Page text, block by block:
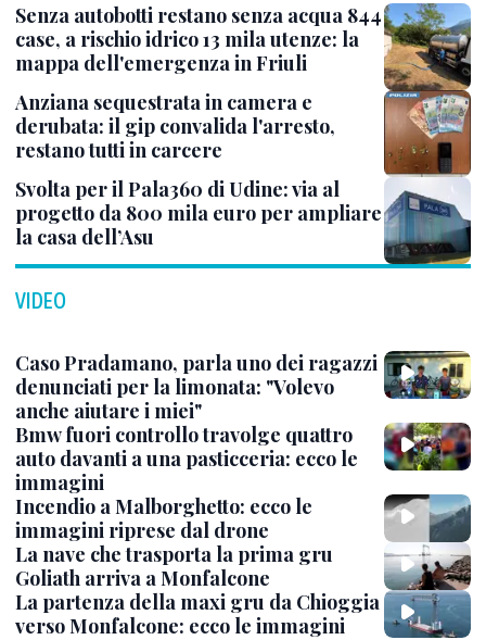
Senza autobotti restano senza acqua 844
case, a rischio idrico 13 mila utenze: la
mappa dell'emergenza in Friuli
Anziana sequestrata in camera e
derubata: il gip convalida l'arresto,
restano tutti in carcere
Svolta per il Pala360 di Udine: via al
progetto da 800 mila euro per ampliare
la casa dell’Asu
VIDEO
Caso Pradamano, parla uno dei ragazzi
denunciati per la limonata: "Volevo
anche aiutare i miei"
Bmw fuori controllo travolge quattro
auto davanti a una pasticceria: ecco le
immagini
Incendio a Malborghetto: ecco le
immagini riprese dal drone
La nave che trasporta la prima gru
Goliath arriva a Monfalcone
La partenza della maxi gru da Chioggia
verso Monfalcone: ecco le immagini